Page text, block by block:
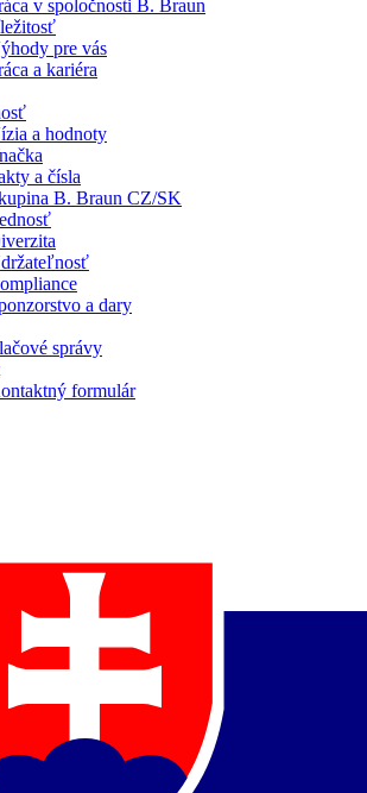
v spoločnosti B. Braun
pre vás
a kariéra
a hodnoty
a čísla
B. Braun CZ/SK
a dary
správy
formulár